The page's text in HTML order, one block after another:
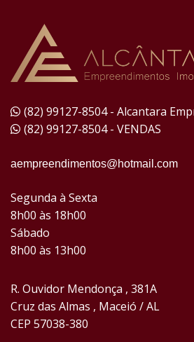
(82) 99127-8504 - Alcantara
(82) 99127-8504 - VENDAS
aempreendimentos@hotmail.com
Segunda à Sexta
8h00 às 18h00
Sábado
8h00 às 13h00
R. Ouvidor Mendonça , 381A
Cruz das Almas , Maceió / AL
CEP 57038-380